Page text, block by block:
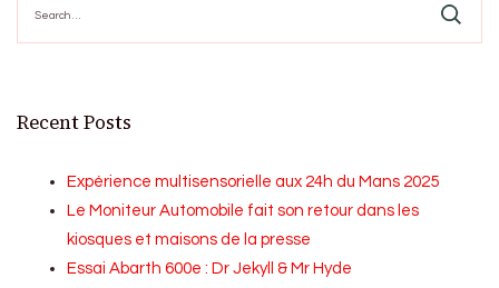
for:
Recent Posts
Expérience multisensorielle aux 24h du Mans 2025
Le Moniteur Automobile fait son retour dans les
kiosques et maisons de la presse
Essai Abarth 600e : Dr Jekyll & Mr Hyde